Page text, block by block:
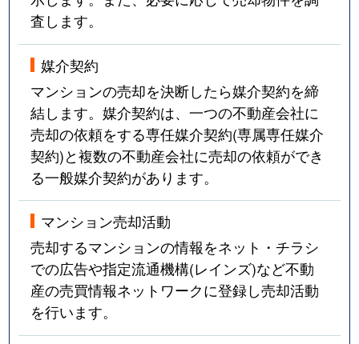
武庫川町
武庫川町
武庫川町
3,300万円 宝塚南口
徒歩10
武庫川町
1,500万円 宝塚南口
徒歩4
武庫川町
4,300万円
武庫川町
2,000万円
武庫山
4,600万円 宝塚南口
徒歩6
武庫山
3,400万円 宝塚南口
徒歩6
査します。
媒介契約
マンションの売却を決断したら媒介契約を締
結します。媒介契約は、一つの不動産会社に
売却の依頼をする専任媒介契約(専属専任媒介
契約)と複数の不動産会社に売却の依頼ができ
る一般媒介契約があります。
マンション売却活動
売却するマンションの情報をネット・チラシ
での広告や指定流通機構(レインズ)など不動
産の売買情報ネットワークに登録し売却活動
を行います。